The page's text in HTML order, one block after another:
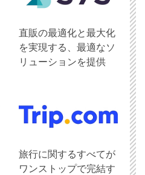
直販の最適化と最大化
を実現する、最適なソ
リューションを提供
旅行に関するすべてが
ワンストップで完結す